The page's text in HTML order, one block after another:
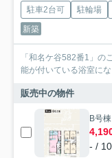
駐車2台可 駐輪場
新築
「和名ケ谷582番1」の
能が付いている浴室に
販売中の物件
B号棟
- /